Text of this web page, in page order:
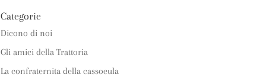
Categorie
Dicono di noi
Gli amici della Trattoria
La confraternita della cassoeula